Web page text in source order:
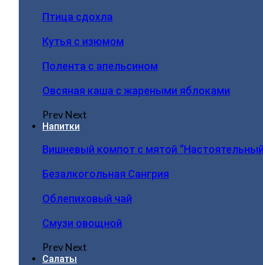
Птица сдохла
Кутья с изюмом
Полента с апельсином
Овсяная каша с жареными яблоками
PrevNext
Напитки
Вишневый компот с мятой
Безалкогольная Сангрия
Облепиховый чай
Смузи овощной
PrevNext
Салаты